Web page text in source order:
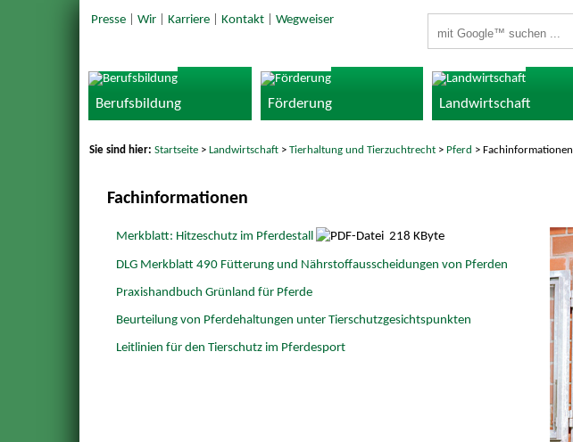
Presse| Wir| Karriere| Kontakt| Wegweiser
Berufsbildung Förderung Landwirtschaft
Sie sind hier:Startseite >Landwirtschaft >Tierhaltung und Tierzuchtrecht > Pferd > Fachinformationen
Fachinformationen
Merkblatt: Hitzeschutz im Pferdestall 218 KByte
DLG Merkblatt 490 Fütterung und Nährstoffausscheidungen von Pferden
Praxishandbuch Grünland für Pferde
Beurteilung von Pferdehaltungen unter Tierschutzgesichtspunkten
Leitlinien für den Tierschutz im Pferdesport